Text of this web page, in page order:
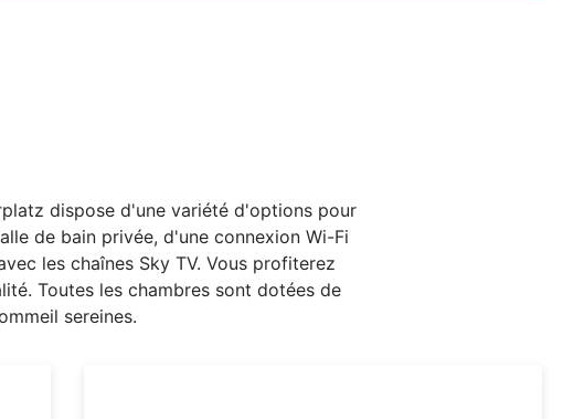
dispose d'une variété d'options pour
de bain privée, d'une connexion Wi-Fi
les chaînes Sky TV. Vous profiterez
Toutes les chambres sont dotées de
sereines.